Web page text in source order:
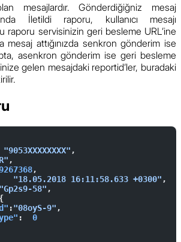
mesajlardır. Gönderdiğiğniz mesaj
İletildi raporu, kullanıcı mesajı
raporu servisinizin geri besleme URL’ine
mesaj attığınızda senkron gönderim ise
asenkron gönderim ise geri besleme
gelen mesajdaki reportid’ler, buradaki
"9053XXXXXXXX" ,
,
,
"18.05.2018 16:11:58.633 +0300" ,
"Gp2s9-58" ,
{
:"08oyS-9" ,
: 0